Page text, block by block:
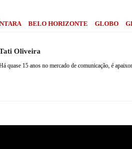
BELO HORIZONTE GLOBO
Oliveira
quase 15 anos no mercado de comunicação, é